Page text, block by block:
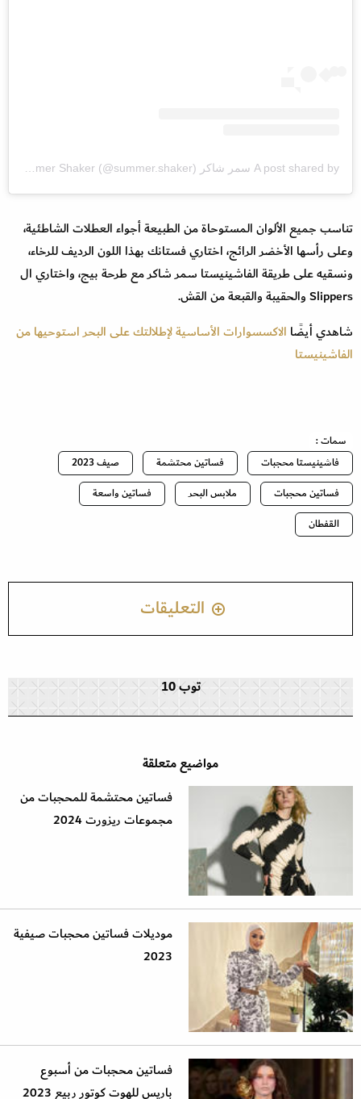
A post shared by سمر شاكر Summer Shaker (@summer.shaker)
تناسب جميع الألوان المستوحاة من الطبيعة أجواء العطلات الشاطئية،
وعلى رأسها الأخضر الرائج، اختاري فستانك بهذا اللون الرديف للرخاء،
ونسقيه على طريقة الفاشينيستا سمر شاكر مع طرحة بيج، واختاري ال
Slippers والحقيبة والقبعة من القش.
شاهدي أيضًا الاكسسوارات الأساسية لإطلالتك على البحر استوحيها من
الفاشينيستا
سمات :
فاشينيستا محجبات
فساتين محتشمة
صيف 2023
فساتين محجبات
ملابس البحر
فساتين واسعة
القفطان
التعليقات
توب 10
مواضيع متعلقة
فساتين محتشمة للمحجبات من
مجموعات ريزورت 2024
موديلات فساتين محجبات صيفية
2023 ‏
فساتين محجبات من أسبوع
باريس للهوت كوتور ربيع 2023